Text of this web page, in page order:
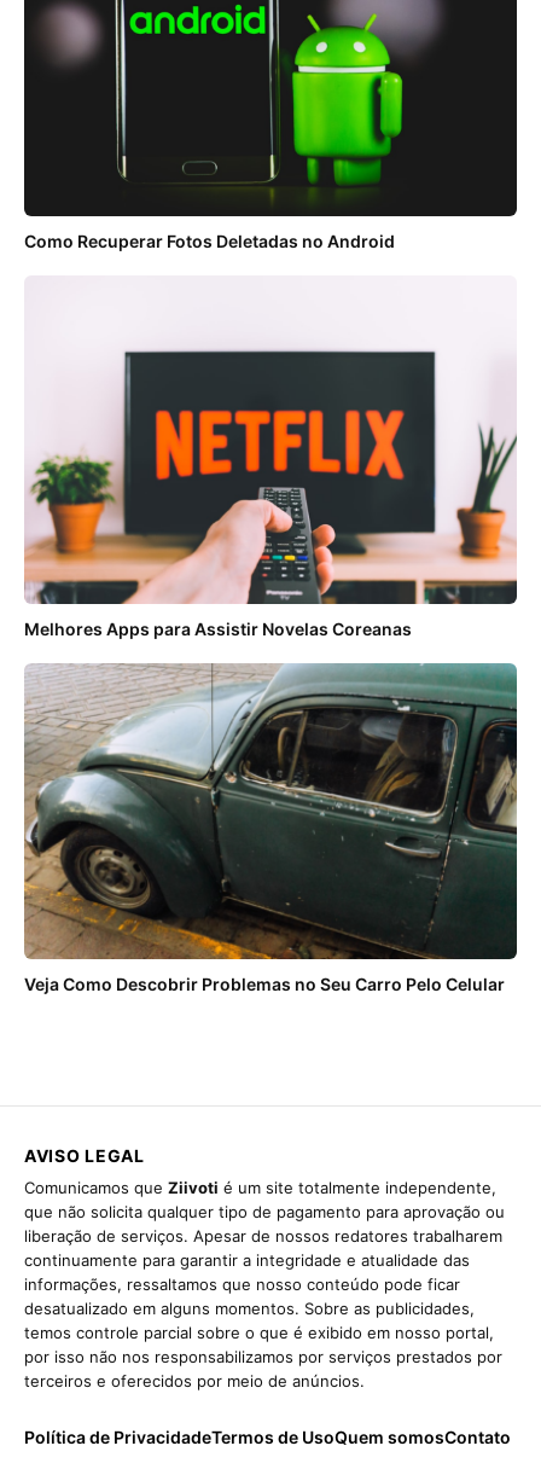
Como Recuperar Fotos Deletadas no Android
Melhores Apps para Assistir Novelas Coreanas
Veja Como Descobrir Problemas no Seu Carro Pelo Celular
AVISO LEGAL
Comunicamos que Ziivoti é um site totalmente independente,
que não solicita qualquer tipo de pagamento para aprovação ou
liberação de serviços. Apesar de nossos redatores trabalharem
continuamente para garantir a integridade e atualidade das
informações, ressaltamos que nosso conteúdo pode ficar
desatualizado em alguns momentos. Sobre as publicidades,
temos controle parcial sobre o que é exibido em nosso portal,
por isso não nos responsabilizamos por serviços prestados por
terceiros e oferecidos por meio de anúncios.
Política de PrivacidadeTermos de UsoQuem somosContato